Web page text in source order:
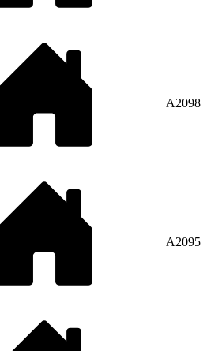
A2098
A2095